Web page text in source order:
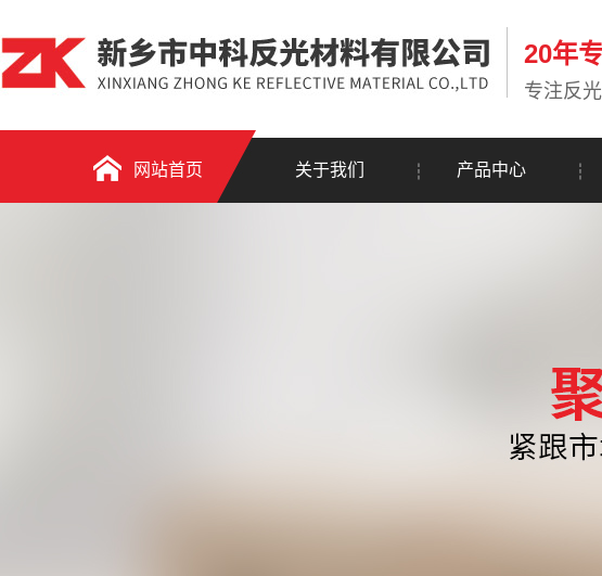
20年
专注反
网站首页 关于我们 产品中心